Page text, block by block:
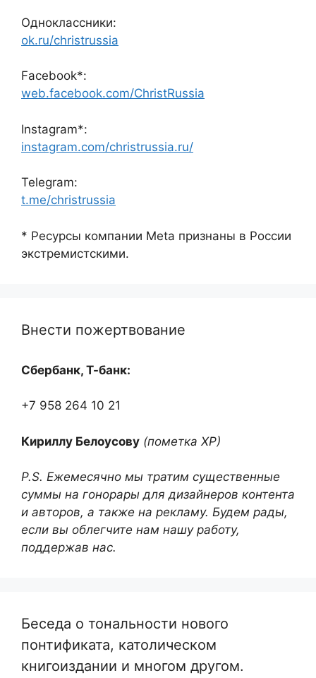
Одноклассники:
ok.ru/christrussia
Facebook*:
web.facebook.com/ChristRussia
Instagram*:
instagram.com/christrussia.ru/
Telegram:
t.me/christrussia
* Ресурсы компании Meta признаны в России
экстремистскими.
Внести пожертвование
Сбербанк, Т-банк:
+7 958 264 10 21
Кириллу Белоусову (пометка ХР)
P.S. Ежемесячно мы тратим существенные
суммы на гонорары для дизайнеров контента
и авторов, а также на рекламу. Будем рады,
если вы облегчите нам нашу работу,
поддержав нас.
Беседа о тональности нового
понтификата, католическом
книгоиздании и многом другом.